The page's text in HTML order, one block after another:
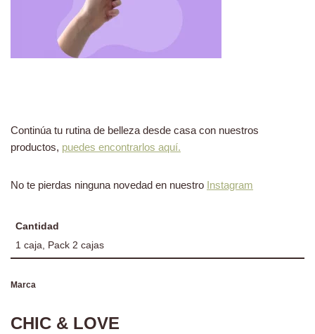
Continúa tu rutina de belleza desde casa con nuestros
productos, puedes encontrarlos aquí.
No te pierdas ninguna novedad en nuestro Instagram
Cantidad
1 caja, Pack 2 cajas
Marca
CHIC & LOVE